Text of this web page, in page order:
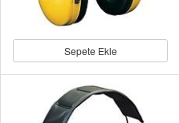
Sepete Ekle